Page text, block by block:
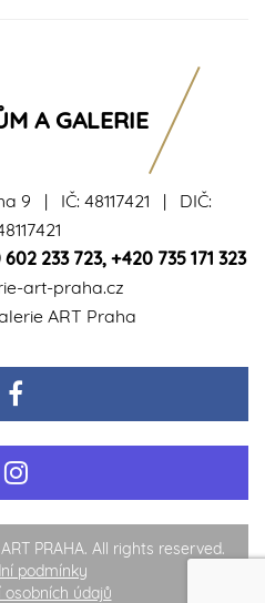
9 | IČ: 48117421 | DIČ:
233 723, +420 735 171 323
art-praha.cz
ART Praha
A GALERIE
PRAHA. All rights reserved.
podmínky
osobních údajů